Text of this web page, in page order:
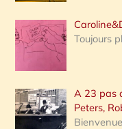
Toujours
A 23 pas
Peters,